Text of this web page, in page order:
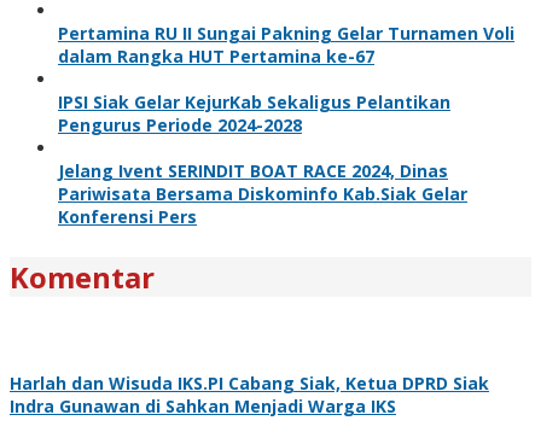
Pertamina RU II Sungai Pakning Gelar Turnamen Voli
dalam Rangka HUT Pertamina ke-67
IPSI Siak Gelar KejurKab Sekaligus Pelantikan
Pengurus Periode 2024-2028
Jelang Ivent SERINDIT BOAT RACE 2024, Dinas
Pariwisata Bersama Diskominfo Kab.Siak Gelar
Konferensi Pers
Komentar
Harlah dan Wisuda IKS.PI Cabang Siak, Ketua DPRD Siak
Indra Gunawan di Sahkan Menjadi Warga IKS